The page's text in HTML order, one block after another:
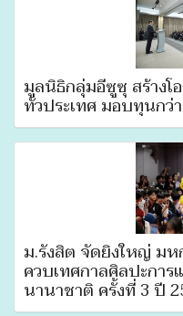
มูลนิธิกลุ่มอีซูซุ สร้างโ
ทั่วประเทศ มอบทุนกว่
ม.รังสิต จัดยิ่งใหญ่ ม
ควบเทศกาลศิลปะกา
นานาชาติ ครั้งที่ 3 ปี